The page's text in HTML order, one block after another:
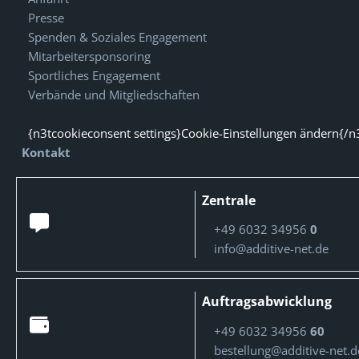
Presse
Spenden & Soziales Engagement
Mitarbeitersponsoring
Sportliches Engagement
Verbände und Mitgliedschaften
{n3tcookieconsent settings}Cookie-Einstellungen ändern{/
Kontakt
Zentrale
+49 6032 349560
info@additive-net.de
Auftragsabwicklung
+49 6032 3495660
bestellung@additive-